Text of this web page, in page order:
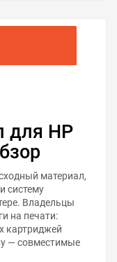
для HP
материал,
систему
Владельцы
на печати:
картриджей
— совместимые